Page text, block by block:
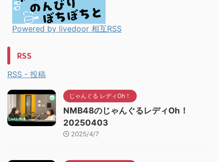
Powered by livedoor 相互RSS
RSS
RSS - 投稿
じゃんぐる レディOh！
NMB48のじゃんぐるレディOh！
20250403
2025/4/7